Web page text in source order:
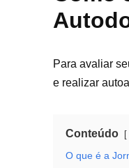
Para avaliar
e realizar
Conteúdo
O que é a